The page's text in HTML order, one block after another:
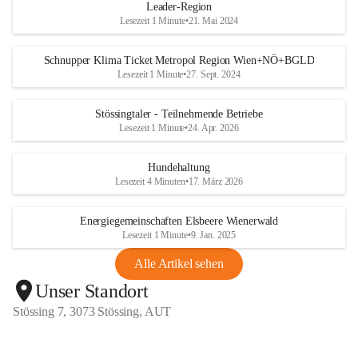
Leader-Region
Lesezeit 1 Minute•21. Mai 2024
Schnupper Klima Ticket Metropol Region Wien+NÖ+BGLD
Lesezeit 1 Minute•27. Sept. 2024
Stössingtaler - Teilnehmende Betriebe
Lesezeit 1 Minute•24. Apr. 2026
Hundehaltung
Lesezeit 4 Minuten•17. März 2026
Energiegemeinschaften Elsbeere Wienerwald
Lesezeit 1 Minute•9. Jan. 2025
Alle Artikel sehen
Unser Standort
Stössing 7, 3073 Stössing, AUT